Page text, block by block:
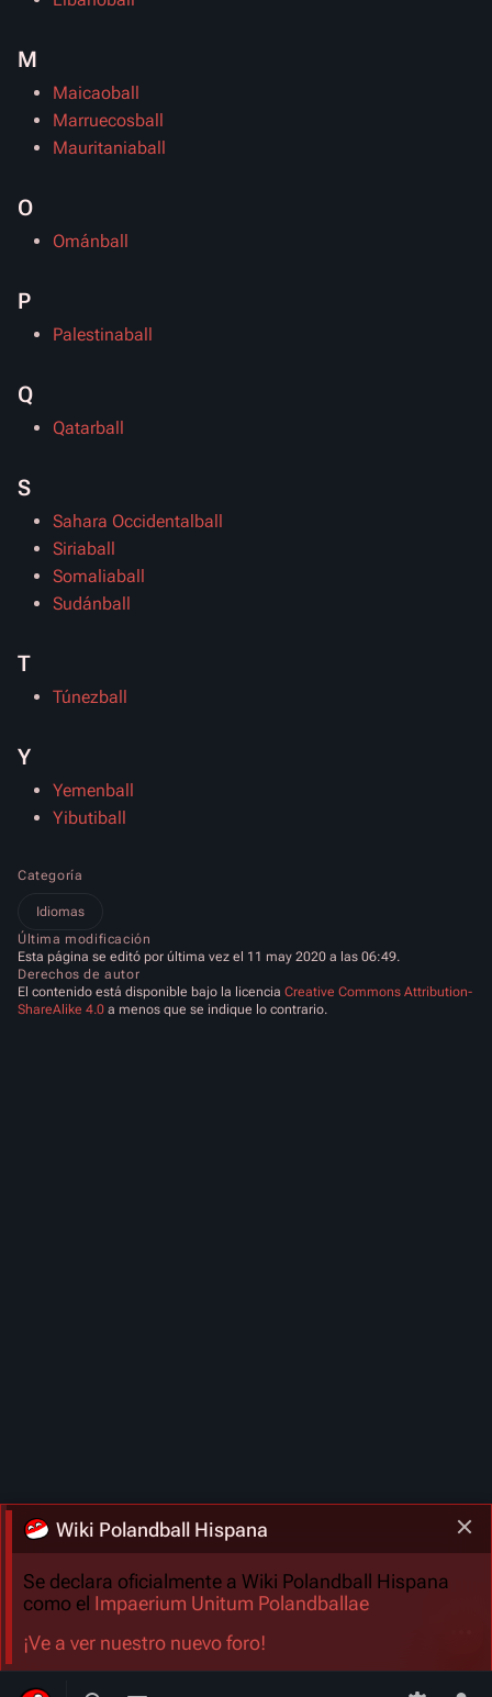
Wiki Polandball Hispana
Se declara oficialmente a Wiki Polandball Hispana
como el Impaerium Unitum Polandballae
¡Ve a ver nuestro nuevo foro!
M
Maicaoball
Marruecosball
Mauritaniaball
O
Ománball
P
Palestinaball
Q
Qatarball
S
Sahara Occidentalball
Siriaball
Somaliaball
Sudánball
T
Túnezball
Y
Yemenball
Yibutiball
Categoría
Idiomas
Última modificación
Esta página se editó por última vez el 11 may 2020 a las 06:49.
Derechos de autor
El contenido está disponible bajo la licencia Creative Commons Attribution-
ShareAlike 4.0 a menos que se indique lo contrario.